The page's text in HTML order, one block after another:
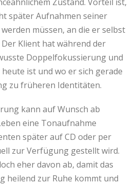
später Aufnahmen seiner
müssen, an die er selbst
Klient hat während der
Doppelfokussierung und
ist und wo er sich gerade
zu früheren Identitäten.
kann auf Wunsch ab
eine Tonaufnahme
später auf CD oder per
zur Verfügung gestellt wird.
eher davon ab, damit das
heilend zur Ruhe kommt und